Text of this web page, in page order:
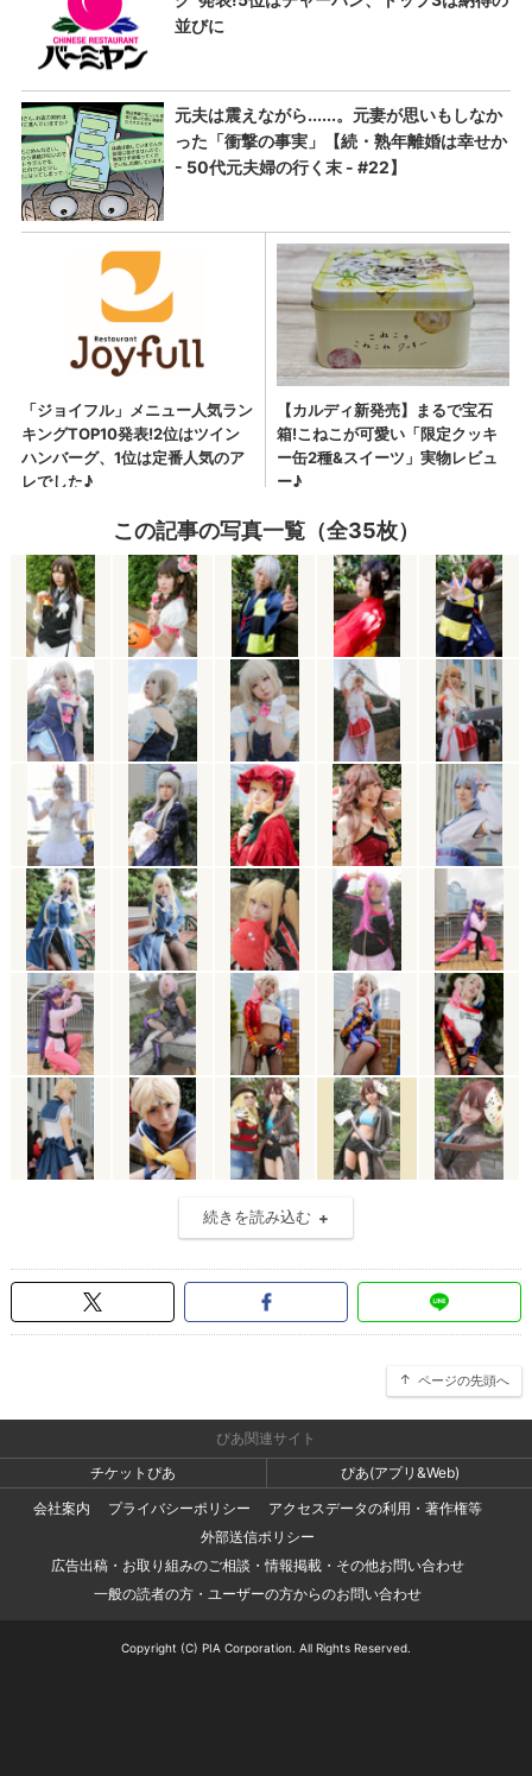
この記事の写真一覧（全35枚）
続きを読み込む
ページの先頭へ
ぴあ関連サイト
チケットぴあ
ぴあ(アプリ&Web)
会社案内
プライバシーポリシー
アクセスデータの利用・著作権等
外部送信ポリシー
広告出稿・お取り組みのご相談・情報掲載・その他お問い合わせ
一般の読者の方・ユーザーの方からのお問い合わせ
Copyright (C) PIA Corporation. All Rights Reserved.